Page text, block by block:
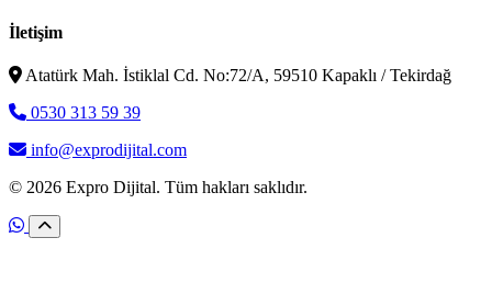
İletişim
Atatürk Mah. İstiklal Cd. No:72/A, 59510 Kapaklı / Tekirdağ
0530 313 59 39
info@exprodijital.com
© 2026 Expro Dijital. Tüm hakları saklıdır.